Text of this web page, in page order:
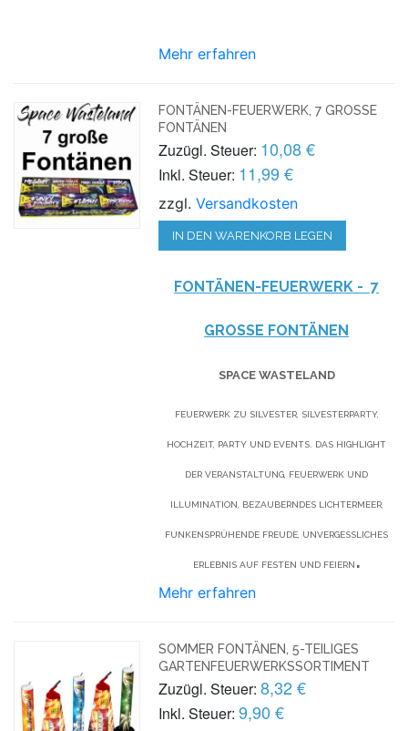
Mehr erfahren
FONTÄNEN-FEUERWERK, 7 GROSSE F
ONTÄNEN
Zuzügl. Steuer: 10,08 €
Inkl. Steuer: 11,99 €
zzgl.Versandkosten
IN DEN WARENKORB LEGEN
FONTÄNEN-FEUERWERK - 7
GROSSE FONTÄNEN
SPACE WASTELAND
FEUERWERK ZU SILVESTER, SILVESTERPARTY,
HOCHZEIT, PARTY UND EVENTS. DAS HIGHLIGHT
DER VERANSTALTUNG, FEUERWERK UND
ILLUMINATION, BEZAUBERNDES LICHTERMEER,
FUNKENSPRÜHENDE FREUDE, UNVERGESSLICHES
ERLEBNIS AUF FESTEN UND FEIERN .
Mehr erfahren
SOMMER FONTÄNEN, 5-TEILIGES
GARTENFEUERWERKSSORTIMENT
Zuzügl. Steuer: 8,32 €
Inkl. Steuer: 9,90 €